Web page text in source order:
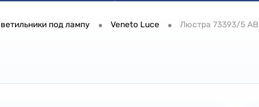
под лампу • Veneto Luce • Люстра 73393/5 AB